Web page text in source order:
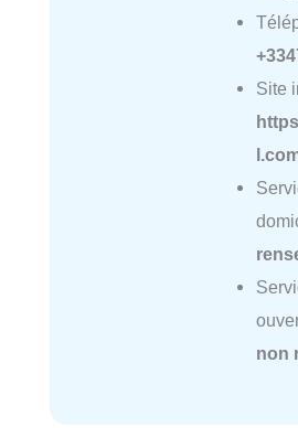
Site
non